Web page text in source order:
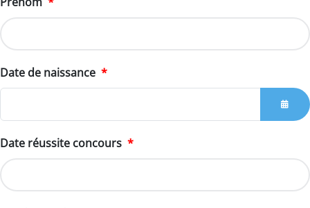
Date de naissance *
Date réussite concours *